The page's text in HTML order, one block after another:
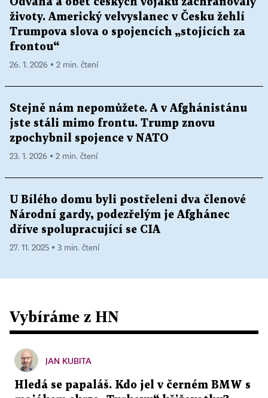
životy. Americký velvyslanec v Česku žehlí
Trumpova slova o spojencích „stojících za
frontou“
26. 1. 2026 ▪ 2 min. čtení
Stejně nám nepomůžete. A v Afghánistánu
jste stáli mimo frontu. Trump znovu
zpochybnil spojence v NATO
23. 1. 2026 ▪ 2 min. čtení
U Bílého domu byli postřeleni dva členové
Národní gardy, podezřelým je Afghánec
dříve spolupracující se CIA
27. 11. 2025 ▪ 3 min. čtení
Vybíráme z HN
JAN KUBITA
Hledá se papaláš. Kdo jel v černém BMW s